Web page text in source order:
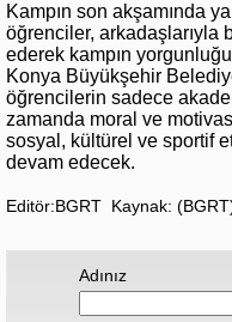
Kampın son akşamında
öğrenciler, arkadaşlarıyla
ederek kampın
Konya Büyükşehir
öğrencilerin sadece
zamanda moral ve
sosyal, kültürel ve sportif
devam edecek.
Editör:BGRT Kaynak:
Adınız